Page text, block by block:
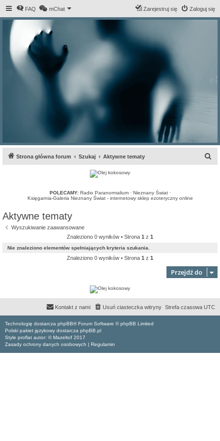
FAQ mChat Zaloguj się
Zarejestruj się
Strona główna forum Szukaj Aktywne tematy
POLECAMY: Radio Paranormalium· Nieznany Świat·
Księgarnia-Galeria Nieznany Świat - internetowy sklep ezoteryczny online
Aktywne tematy
Wyszukiwanie zaawansowane
Znaleziono 0 wyników • Strona 1 z 1
Nie znaleziono elementów spełniających kryteria szukania.
Znaleziono 0 wyników • Strona 1 z 1
Przejdź do
Strefa czasowa UTC
Usuń ciasteczka witryny
Kontakt z nami
Technologię dostarcza phpBB® Forum Software © phpBB Limited
Polski pakiet językowy dostarcza phpBB.pl
Style proflat autor: ©Mazeltof 2017
Zasady ochrony danych osobowych | Regulamin